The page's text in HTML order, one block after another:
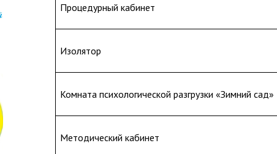
Процедурный кабинет
Изолятор
Комната психологической разгрузки «Зимний сад»
Методический кабинет